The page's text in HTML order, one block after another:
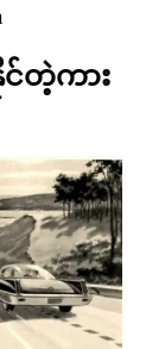
င်တဲ့ကား